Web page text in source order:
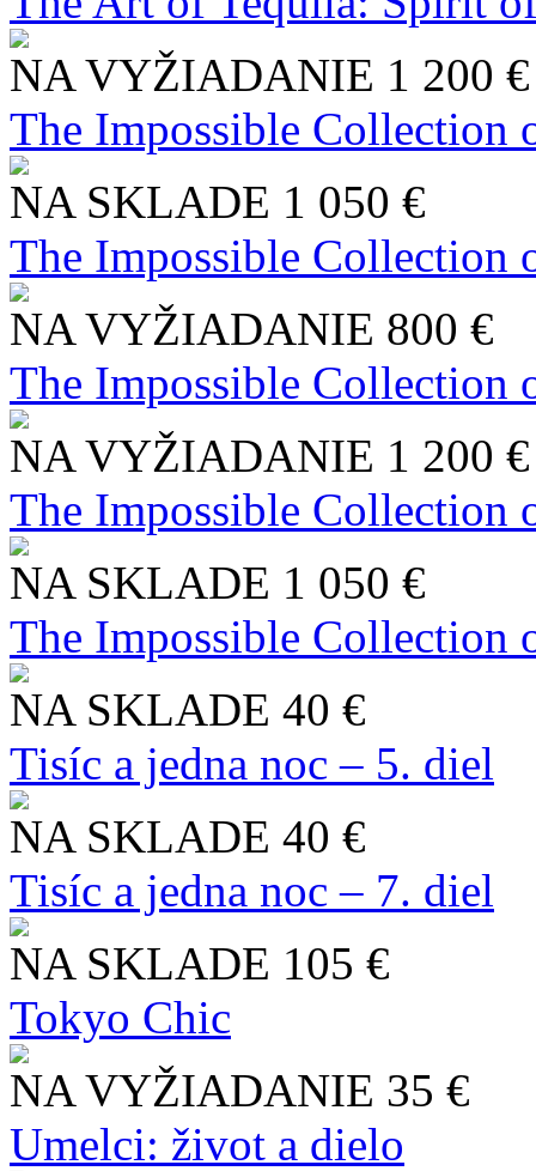
NA VYŽIADANIE 1 200 €
The Impossible Collection
NA SKLADE 1 050 €
The Impossible Collection
NA VYŽIADANIE 800 €
The Impossible Collection
NA VYŽIADANIE 1 200 €
The Impossible Collection
NA SKLADE 1 050 €
The Impossible Collection
NA SKLADE 40 €
Tisíc a jedna noc – 5. diel
NA SKLADE 40 €
Tisíc a jedna noc – 7. diel
NA SKLADE 105 €
Tokyo Chic
NA VYŽIADANIE 35 €
Umelci: život a dielo